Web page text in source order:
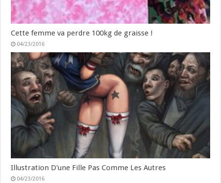
Cette femme va perdre 100kg de graisse !
04/23/2016
Illustration D'une Fille Pas Comme Les Autres
04/23/2016